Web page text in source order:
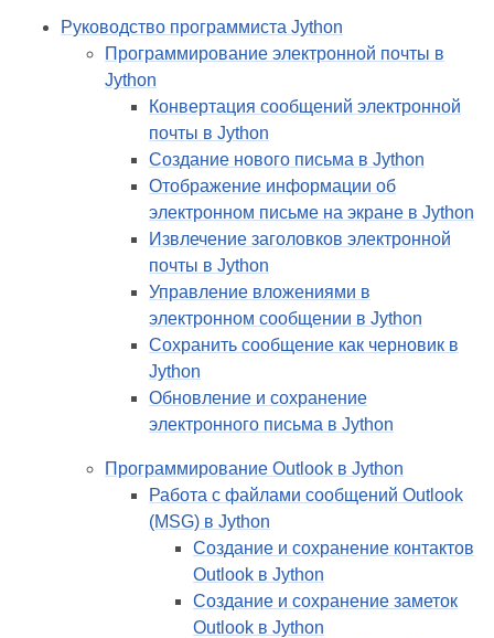
Руководство программиста Jython
Программирование электронной почты в
Jython
Конвертация сообщений электронной
почты в Jython
Создание нового письма в Jython
Отображение информации об
электронном письме на экране в Jython
Извлечение заголовков электронной
почты в Jython
Управление вложениями в
электронном сообщении в Jython
Сохранить сообщение как черновик в
Jython
Обновление и сохранение
электронного письма в Jython
Программирование Outlook в Jython
Работа с файлами сообщений Outlook
(MSG) в Jython
Создание и сохранение контактов
Outlook в Jython
Создание и сохранение заметок
Outlook в Jython